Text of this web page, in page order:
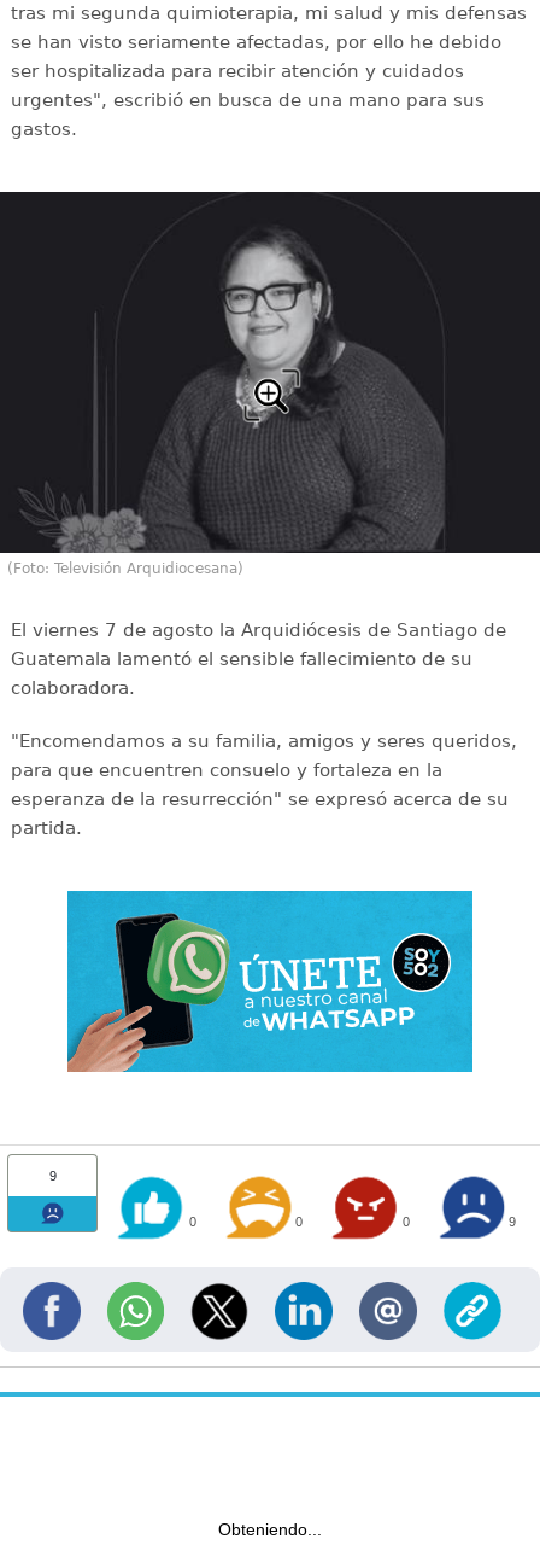
tras mi segunda quimioterapia, mi salud y mis defensas
se han visto seriamente afectadas, por ello he debido
ser hospitalizada para recibir atención y cuidados
urgentes", escribió en busca de una mano para sus
gastos.
(Foto: Televisión Arquidiocesana)
El viernes 7 de agosto la Arquidiócesis de Santiago de
Guatemala lamentó el sensible fallecimiento de su
colaboradora.
"Encomendamos a su familia, amigos y seres queridos,
para que encuentren consuelo y fortaleza en la
esperanza de la resurrección" se expresó acerca de su
partida.
9
0 0 0 9
Obteniendo...